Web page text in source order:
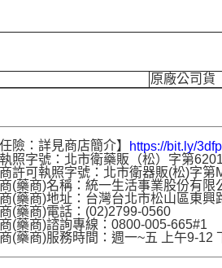
原廠公司貨
險：詳見商店簡介】 https://bit.ly/
照字號：北市衛藥販（松）字第
許可執照字號：北市衛器販(松)字第
(藥商)名稱：統一生活事業股份有限
(藥商)地址：台灣台北市松山區東興
(藥商)電話：(02)2799-0560
(藥商)諮詢專線：0800-005-665#1
(藥商)服務時間：週一~五 上午9-12